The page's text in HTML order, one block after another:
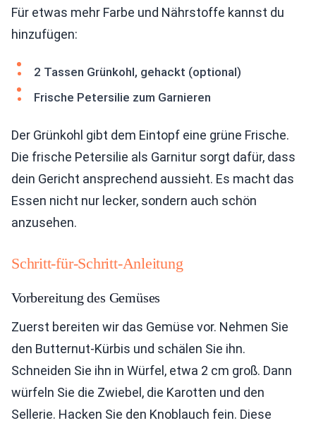
Für etwas mehr Farbe und Nährstoffe kannst du
hinzufügen:
2 Tassen Grünkohl, gehackt (optional)
Frische Petersilie zum Garnieren
Der Grünkohl gibt dem Eintopf eine grüne Frische.
Die frische Petersilie als Garnitur sorgt dafür, dass
dein Gericht ansprechend aussieht. Es macht das
Essen nicht nur lecker, sondern auch schön
anzusehen.
Schritt-für-Schritt-Anleitung
Vorbereitung des Gemüses
Zuerst bereiten wir das Gemüse vor. Nehmen Sie
den Butternut-Kürbis und schälen Sie ihn.
Schneiden Sie ihn in Würfel, etwa 2 cm groß. Dann
würfeln Sie die Zwiebel, die Karotten und den
Sellerie. Hacken Sie den Knoblauch fein. Diese